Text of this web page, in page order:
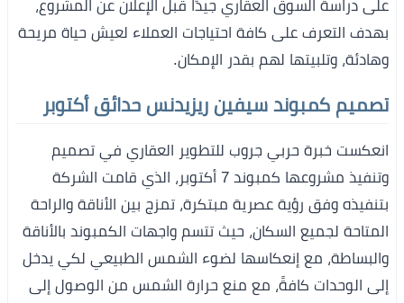
على دراسة السوق العقاري جيدًا قبل الإعلان عن المشروع،
بهدف التعرف على كافة احتياجات العملاء لعيش حياة مريحة
وهادئة، وتلبيتها لهم بقدر الإمكان.
تصميم كمبوند سيفين ريزيدنس حدائق أكتوبر
انعكست خبرة حربي جروب للتطوير العقاري في تصميم
وتنفيذ مشروعها كمبوند 7 أكتوبر، الذي قامت الشركة
بتنفيذه وفق رؤية عصرية مبتكرة، تمزج بين الأناقة والراحة
المتاحة لجميع السكان، حيث تتسم واجهات الكمبوند بالأناقة
والبساطة، مع إنعكاسها لضوء الشمس الطبيعي لكي يدخل
إلى الوحدات كافةً، مع منع حرارة الشمس من الوصول إلى